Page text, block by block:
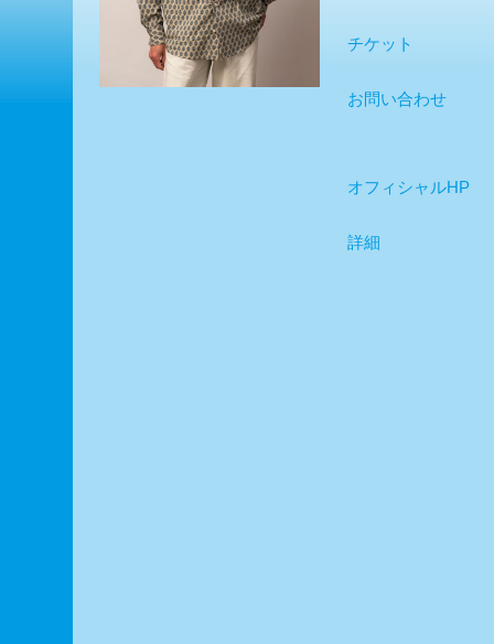
チケット
お問い合わせ
オフィシャルHP
詳細